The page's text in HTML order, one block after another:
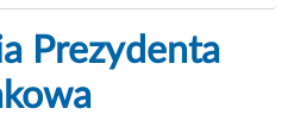
Prezydenta